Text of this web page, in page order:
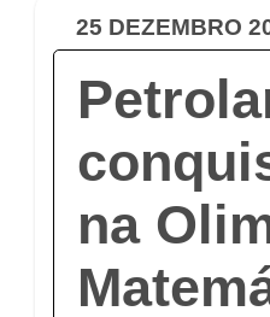
25 DEZEMBRO
na